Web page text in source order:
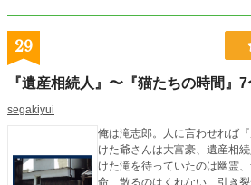
29
『遺産相続人』〜『猫たちの時間』7
segakiyui
俺は滝志郎。人に言わせれば
けた爺さんは大富豪、遺産相
けた滝を待っていたのは幽霊
命、散るのはくれない、引き